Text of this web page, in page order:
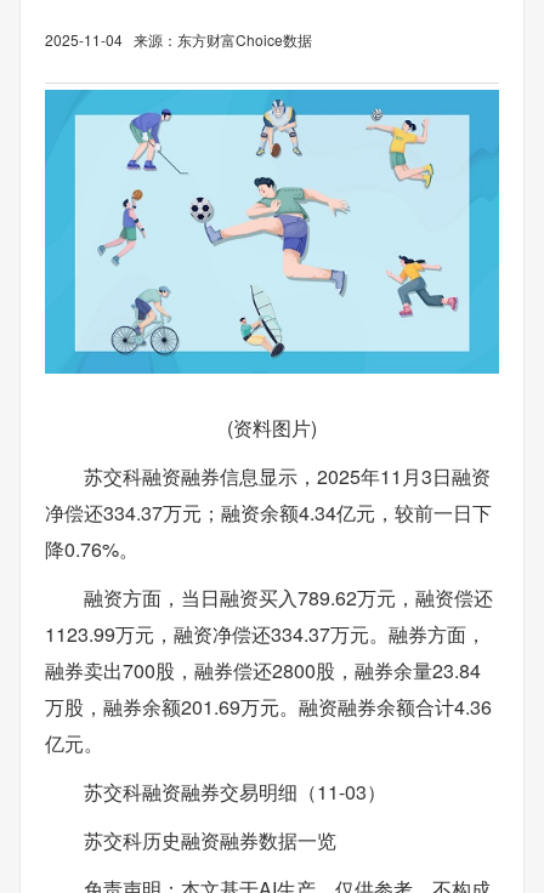
2025-11-04 来源：东方财富Choice数据
(资料图片)
苏交科融资融券信息显示，2025年11月3日融资
净偿还334.37万元；融资余额4.34亿元，较前一日下
降0.76%。
融资方面，当日融资买入789.62万元，融资偿还
1123.99万元，融资净偿还334.37万元。融券方面，
融券卖出700股，融券偿还2800股，融券余量23.84
万股，融券余额201.69万元。融资融券余额合计4.36
亿元。
苏交科融资融券交易明细（11-03）
苏交科历史融资融券数据一览